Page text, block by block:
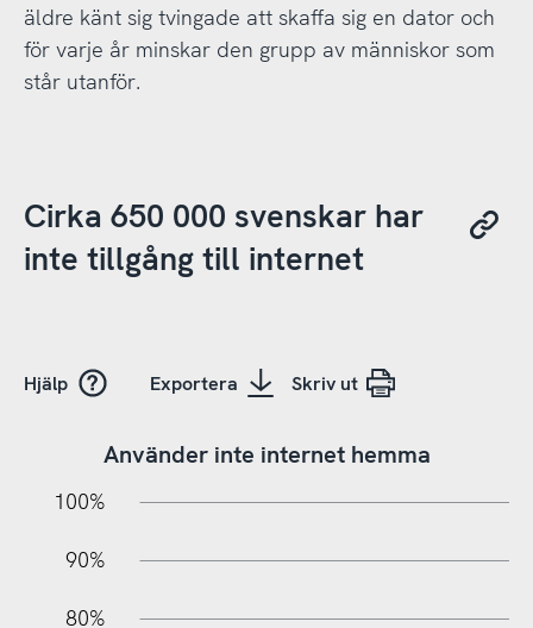
äldre känt sig tvingade att skaffa sig en dator och
för varje år minskar den grupp av människor som
står utanför.
Cirka 650 000 svenskar har
inte tillgång till internet
Hjälp Exportera Skriv ut
Använder inte internet hemma
100%
90%
80%